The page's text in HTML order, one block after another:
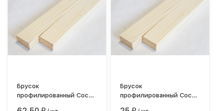
Брусок
профилированный Сосна
Брусок
профилированный Сосна